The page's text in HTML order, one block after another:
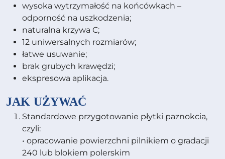
wysoka wytrzymałość na końcówkach –
odporność na uszkodzenia;
naturalna krzywa C;
12 uniwersalnych rozmiarów;
łatwe usuwanie;
brak grubych krawędzi;
ekspresowa aplikacja.
JAK UŻYWAĆ
Standardowe przygotowanie płytki paznokcia,
czyli:
• opracowanie powierzchni pilnikiem o gradacji
240 lub blokiem polerskim